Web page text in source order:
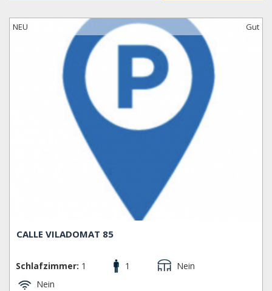
NEU Gut
CALLE VILADOMAT 85
Schlafzimmer: 1 1
Nein
Nein